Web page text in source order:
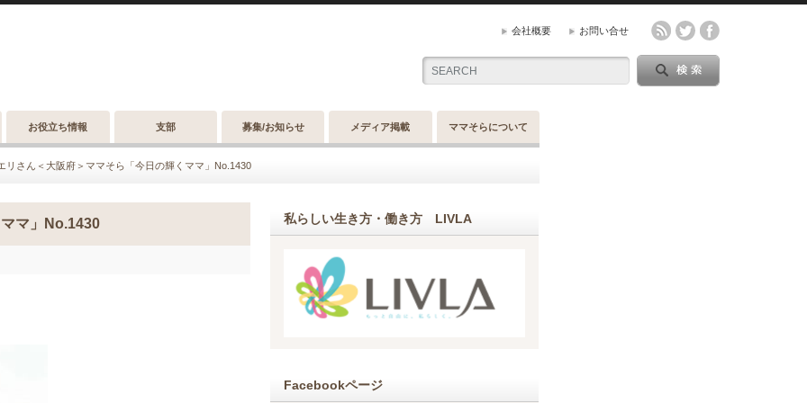
会社概要 お問い合せ
お役立ち情報 支部 募集/お知らせ メディア掲載 ママそらについて
リさん＜大阪府＞ママそら「今日の輝くママ」No.1430
マ」No.1430 私らしい生き方・働き方 LIVLA
Facebookページ